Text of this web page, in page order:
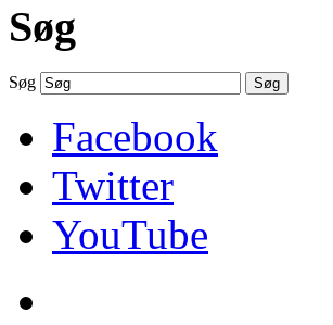
Søg
Søg Søg
Facebook
Twitter
YouTube